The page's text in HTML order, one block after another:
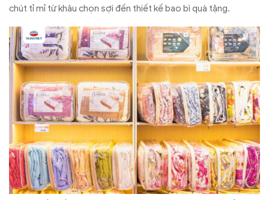
chút tỉ mỉ từ khâu chọn sợi đến thiết kế bao bì quà tặng.